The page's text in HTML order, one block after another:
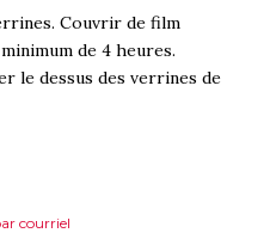
Couvrir de film
de 4 heures.
le dessus des verrines de
courriel